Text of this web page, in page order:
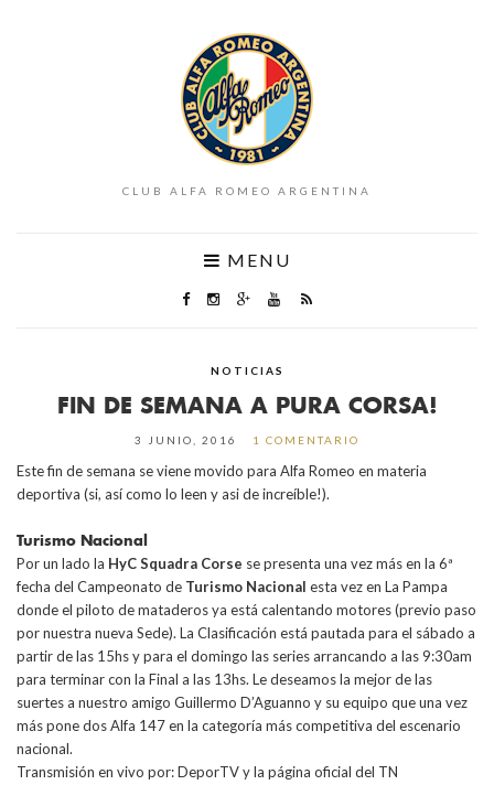
CLUB ALFA ROMEO ARGENTINA
MENU
NOTICIAS
FIN DE SEMANA A PURA CORSA!
3 JUNIO, 2016 1 COMENTARIO
Este fin de semana se viene movido para Alfa Romeo en materia
deportiva (si, así como lo leen y asi de increíble!).
Turismo Nacional
Por un lado la HyC Squadra Corse se presenta una vez más en la 6ª
fecha del Campeonato de Turismo Nacional esta vez en La Pampa
donde el piloto de mataderos ya está calentando motores (previo paso
por nuestra nueva Sede). La Clasificación está pautada para el sábado a
partir de las 15hs y para el domingo las series arrancando a las 9:30am
para terminar con la Final a las 13hs. Le deseamos la mejor de las
suertes a nuestro amigo Guillermo D’Aguanno y su equipo que una vez
más pone dos Alfa 147 en la categoría más competitiva del escenario
nacional.
Transmisión en vivo por: DeporTV y la página oficial del TN